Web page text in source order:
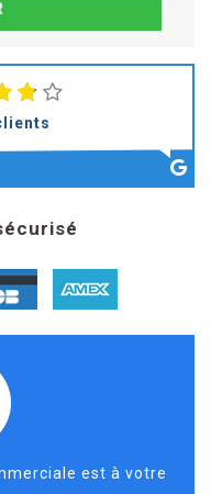
est à votre